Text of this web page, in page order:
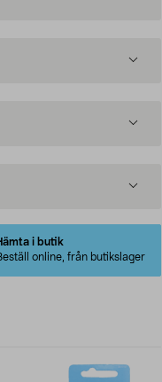
i butik
online, från butikslager